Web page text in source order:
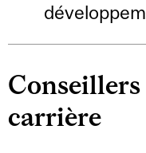
Conseillers
carrière